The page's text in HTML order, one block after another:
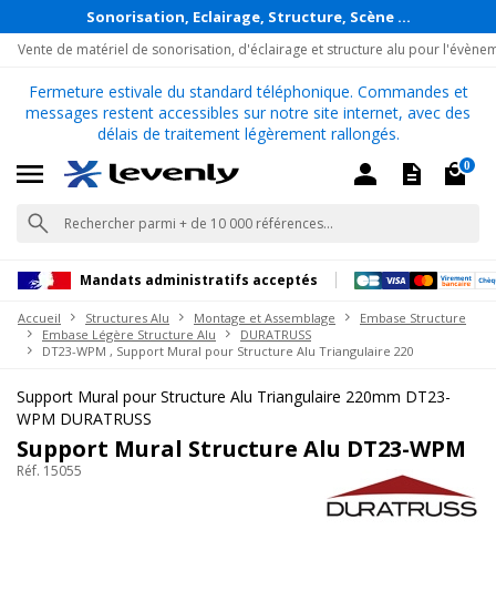
Sonorisation, Eclairage, Structure, Scène ...
Vente de matériel de sonorisation, d'éclairage et structure alu pour
Fermeture estivale du standard téléphonique. Commandes et
messages restent accessibles sur notre site internet, avec des
délais de traitement légèrement rallongés.
0
Mandats administratifs acceptés
Accueil Structures Alu Montage et Assemblage
Embase Structure
Embase Légère Structure Alu
DURATRUSS
DT23-WPM , Support Mural pour Structure Alu Triangulaire 220
Support Mural pour Structure Alu Triangulaire 220mm DT23-
WPM DURATRUSS
Support Mural Structure Alu DT23-WPM
Réf. 15055